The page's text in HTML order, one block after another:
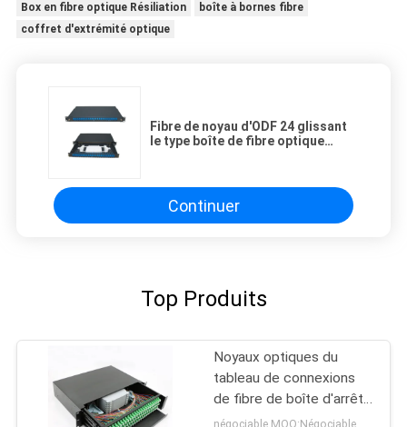
Box en fibre optique Résiliation
boîte à bornes fibre
coffret d'extrémité optique
Fibre de noyau d'ODF 24 glissant
le type boîte de fibre optique
Continuer
Top Produits
Noyaux optiques du
tableau de connexions
de fibre de boîte d'arrêt
de bâti de support de
négociable MOQ:Négociable